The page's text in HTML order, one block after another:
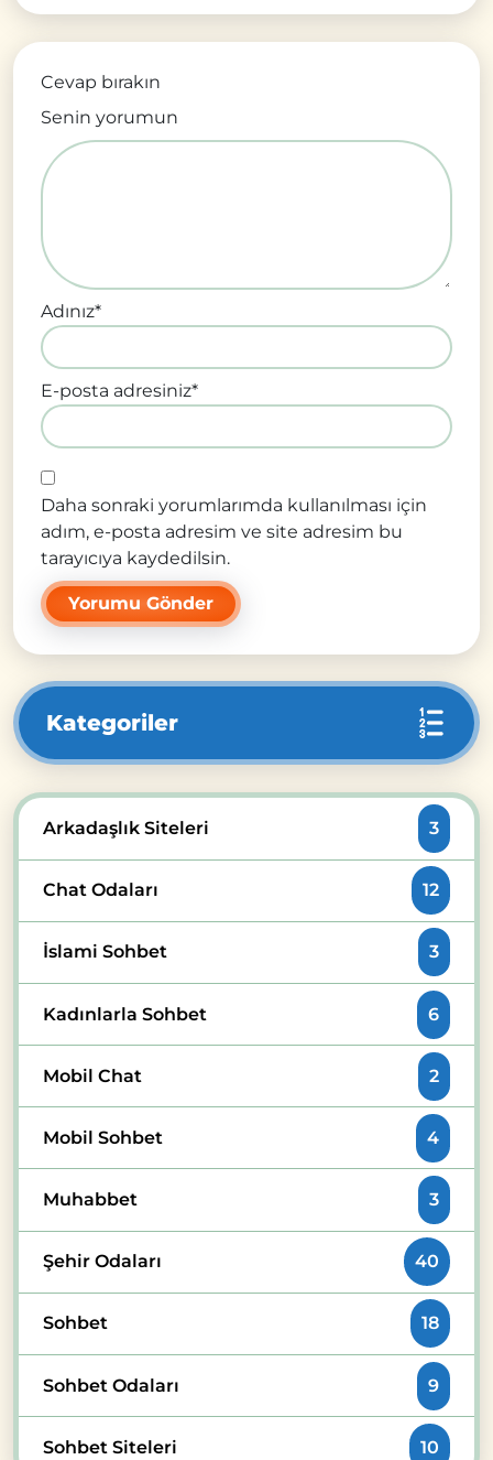
Cevap bırakın
Senin yorumun
Adınız*
E-posta adresiniz*
Daha sonraki yorumlarımda kullanılması için
adım, e-posta adresim ve site adresim bu
tarayıcıya kaydedilsin.
Kategoriler
Arkadaşlık Siteleri 3
Chat Odaları 12
İslami Sohbet 3
Kadınlarla Sohbet 6
Mobil Chat 2
Mobil Sohbet 4
Muhabbet 3
Şehir Odaları 40
Sohbet 18
Sohbet Odaları 9
Sohbet Siteleri 10